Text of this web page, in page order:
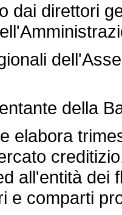
direttori
della
all'entità dei
e comparti